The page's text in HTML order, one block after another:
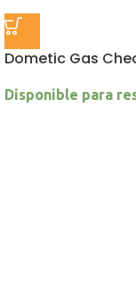
Dometic Gas
Disponible para